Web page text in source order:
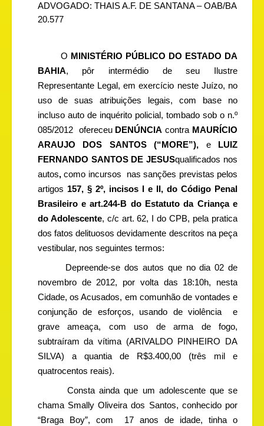
ADVOGADO: THAIS A.F. DE SANTANA – OAB/BA
20.577
O MINISTÉRIO PÚBLICO DO ESTADO DA
BAHIA, pôr intermédio de seu Ilustre
Representante Legal, em exercício neste Juízo, no
uso de suas atribuições legais, com base no
incluso auto de inquérito policial, tombado sob o n.º
085/2012 ofereceu DENÚNCIA contra MAURÍCIO
ARAUJO DOS SANTOS (“MORE”), e LUIZ
FERNANDO SANTOS DE JESUSqualificados nos
autos,como incursos
nas sanções previstas pelos
artigos 157, § 2º, incisos I e II, do Código Penal
Brasileiro e art.244-B do Estatuto da Criança e
do Adolescente, c/c art. 62, I do CPB, pela pratica
dos fatos delituosos devidamente descritos na peça
vestibular, nos seguintes termos:
Depreende-se dos autos que no dia 02 de
novembro de 2012, por volta das 18:10h, nesta
Cidade, os Acusados, em comunhão de vontades e
conjunção de esforços, usando de violência
e
grave ameaça, com uso de arma de fogo,
subtraíram da vítima (ARIVALDO PINHEIRO DA
SILVA) a quantia de R$3.400,00 (três mil e
quatrocentos reais).
Consta ainda que um adolescente que se
chama Smally Oliveira dos Santos, conhecido por
“Braga Boy”, com
17 anos de idade, tinha o